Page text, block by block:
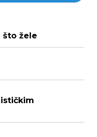
što žele